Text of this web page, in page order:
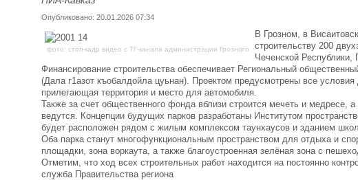
Опубликовано: 20.01.2026 07:34
фото: стоп-кадр видео с ТГ-канала администрации Грозного
В Грозном, в
строительству 200
Чеченской Республики,
Финансирование строительства обеспечивает Региональный
(Дала г1азот къобалдойла цуьнан). Проектом предусмотрены все
прилегающая территория и место для автомобиля.
Также за счет общественного фонда вблизи строится мечеть и медресе,
ведутся. Концепции будущих парков разработаны Институтом
будет расположен рядом с жилым комплексом таунхаусов и зданием
Оба парка станут многофункциональным пространством для отдыха и
площадки, зона воркаута, а также благоустроенная зелёная зона с
Отметим, что ход всех строительных работ находится на постоянно
служба Правительства региона